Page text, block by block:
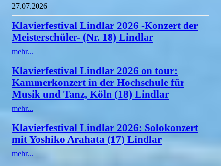
27.07.2026
Klavierfestival Lindlar 2026 -Konzert der
Meisterschüler- (Nr. 18) Lindlar
mehr...
Klavierfestival Lindlar 2026 on tour:
Kammerkonzert in der Hochschule für
Musik und Tanz, Köln (18) Lindlar
mehr...
Klavierfestival Lindlar 2026: Solokonzert
mit Yoshiko Arahata (17) Lindlar
mehr...